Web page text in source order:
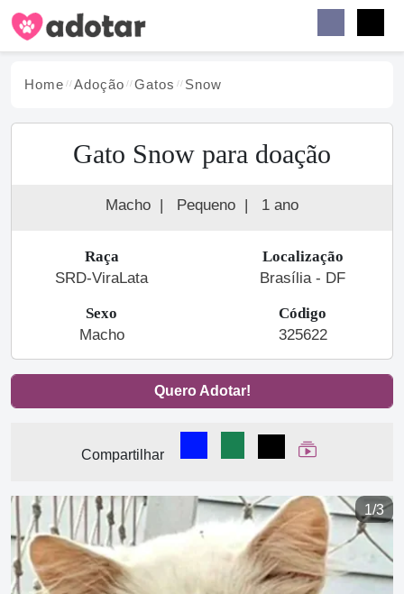
Home Adoção Gatos Snow
Gato Snow para doação
Macho | Pequeno | 1 ano
Raça
SRD-ViraLata
Localização
Brasília - DF
Sexo
Macho
Código
325622
Quero Adotar!
Compartilhar
Compartilhar no Facebook
Compartilhar no
Compartilhar
Ver Web Story
1/3